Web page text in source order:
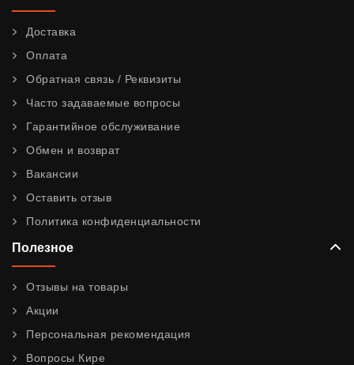
Доставка
Оплата
Обратная связь / Реквизиты
Часто задаваемые вопросы
Гарантийное обслуживание
Обмен и возврат
Вакансии
Оставить отзыв
Политика конфиденциальности
Полезное
Отзывы на товары
Акции
Персональная рекомендация
Вопросы Кире